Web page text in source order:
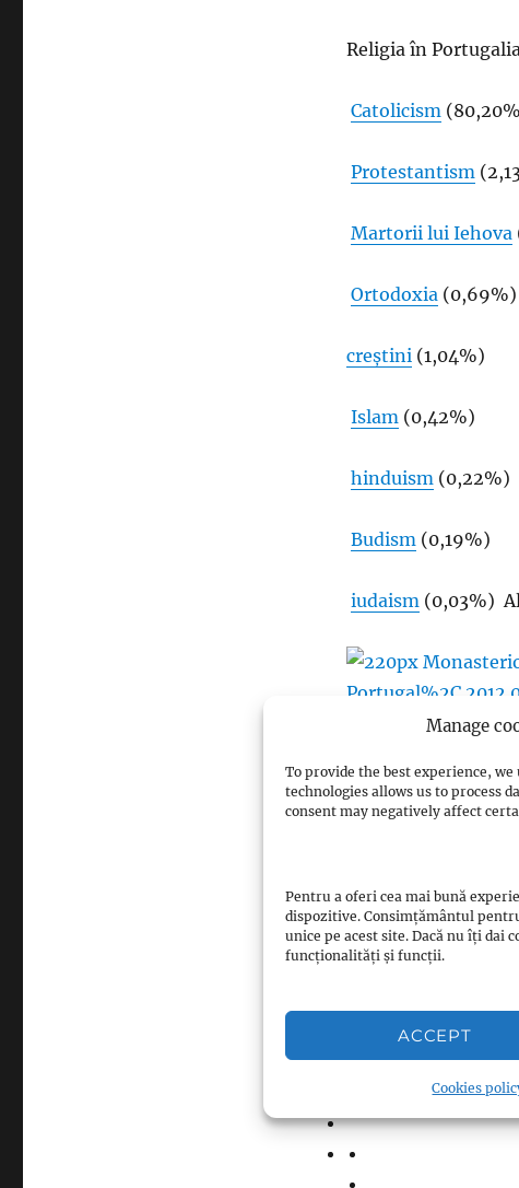
Manage
To provide the best experience, we
technologies allows us to process
consent may negatively affect
Pentru a oferi cea mai bună
dispozitive. Consimțământul
unice pe acest site. Dacă nu îți dai
funcționalități și funcții.
ACCEPT
Cookies
Religia în
Catolicism
Protestantism
Martorii lui Iehova
Ortodoxia
creștini(1,04%)
Islam(0,42%)
hinduism(0,22%)
Budism(0,19%)
iudaism(0,03%)
Biserica Sfintei Cruci
Portugaliaeste un
Cuprins